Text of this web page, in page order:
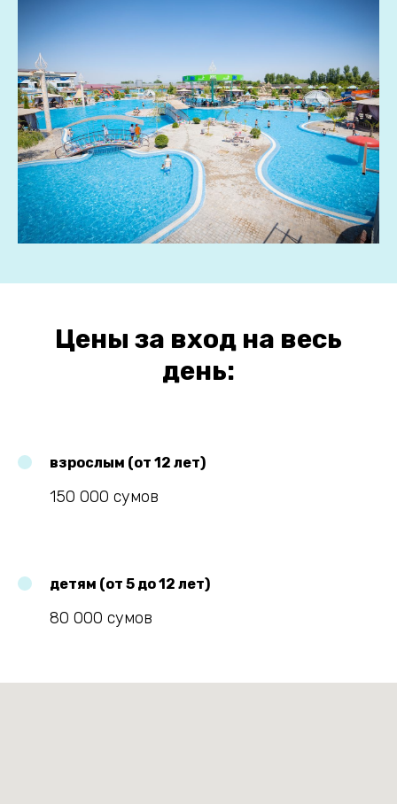
Цены за вход на весь
день:
взрослым (от 12 лет)
150 000 сумов
детям (от 5 до 12 лет)
80 000 сумов